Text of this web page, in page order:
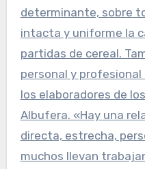
determinante, sobre
intacta y uniforme la
partidas de cereal.
personal y
los elaboradores de
Albufera. «Hay una
directa, estrecha,
muchos llevan